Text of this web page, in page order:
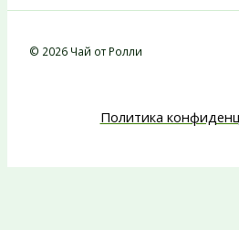
© 2026 Чай от Ролли
Политика